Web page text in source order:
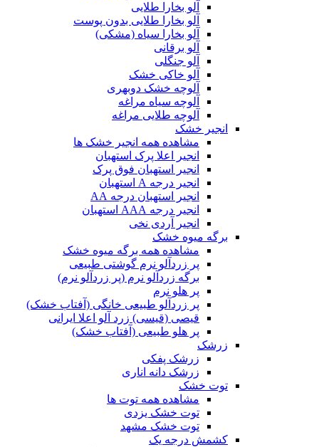
آلو بخارا طلایی
آلو بخارا طلایی بدون پوست
آلو بخارا سیاه (مشکی)
آلو برقانی
آلو جنگلی
آلو خاکی خشک
آلوچه خشک دوبهری
آلوچه سیاه مراغه
آلوچه طلایی مراغه
انجیر خشک
مشاهده همه انجیر خشک ها
انجیر اعلا پرک استهبان
انجیر استهبان فوق پرک
انجیر درجه A استهبان
انجیر استهبان درجه AA
انجیر درجه AAA استهبان
انجیر آردی نخی
برگه میوه خشک
مشاهده همه برگه میوه خشک
پر زردآلو نرم گوشتی طبیعی
برگه زردآلو نرم (پر زردآلو نرم)
پر هلو نرم
پر زردآلو طبیعی خانگی (آفتاب خشک)
قیصی (قیسی) زرد آلو اعلا ایرانی
پر هلو طبیعی (آفتاب خشک)
زرشک
زرشک پفکی
زرشک دانه اناری
توت خشک
مشاهده همه توت ها
توت خشک یزدی
توت خشک مشهد
کشمش درجه یک